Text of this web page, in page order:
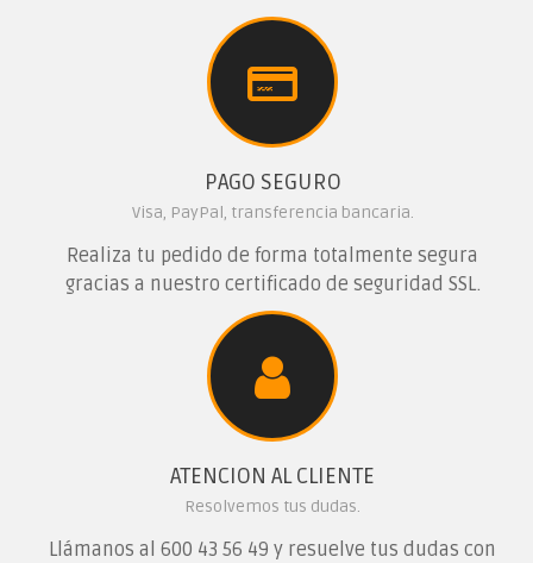
PAGO SEGURO
Visa, PayPal, transferencia bancaria.
Realiza tu pedido de forma totalmente segura
gracias a nuestro certificado de seguridad SSL.
ATENCION AL CLIENTE
Resolvemos tus dudas.
Llámanos al 600 43 56 49 y resuelve tus dudas con